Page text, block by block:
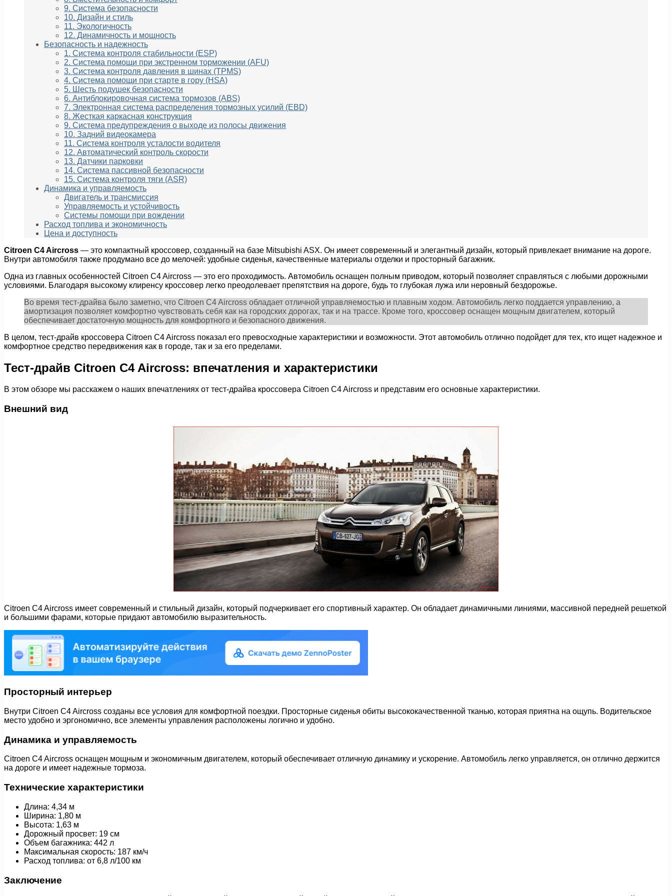
9. Система безопасности
10. Дизайн и стиль
11. Экологичность
12. Динамичность и мощность
Безопасность и надежность
1. Система контроля стабильности (ESP)
2. Система помощи при экстренном торможении (AFU)
3. Система контроля давления в шинах (TPMS)
4. Система помощи при старте в гору (HSA)
5. Шесть подушек безопасности
6. Антиблокировочная система тормозов (ABS)
7. Электронная система распределения тормозных усилий (EBD)
8. Жесткая каркасная конструкция
9. Система предупреждения о выходе из полосы движения
10. Задний видеокамера
11. Система контроля усталости водителя
12. Автоматический контроль скорости
13. Датчики парковки
14. Система пассивной безопасности
15. Система контроля тяги (ASR)
Динамика и управляемость
Двигатель и трансмиссия
Управляемость и устойчивость
Системы помощи при вождении
Расход топлива и экономичность
Цена и доступность
Citroen C4 Aircross — это компактный кроссовер, созданный на базе Mitsubishi ASX. Он имеет современный и элегантный дизайн, который привлекает внимание на дороге.
Внутри автомобиля также продумано все до мелочей: удобные сиденья, качественные материалы отделки и просторный багажник.
Одна из главных особенностей Citroen C4 Aircross — это его проходимость. Автомобиль оснащен полным приводом, который позволяет справляться с любыми дорожными
условиями. Благодаря высокому клиренсу кроссовер легко преодолевает препятствия на дороге, будь то глубокая лужа или неровный бездорожье.
Во время тест-драйва было заметно, что Citroen C4 Aircross обладает отличной управляемостью и плавным ходом. Автомобиль легко поддается управлению, а
амортизация позволяет комфортно чувствовать себя как на городских дорогах, так и на трассе. Кроме того, кроссовер оснащен мощным двигателем, который
обеспечивает достаточную мощность для комфортного и безопасного движения.
В целом, тест-драйв кроссовера Citroen C4 Aircross показал его превосходные характеристики и возможности. Этот автомобиль отлично подойдет для тех, кто ищет надежное и
комфортное средство передвижения как в городе, так и за его пределами.
Тест-драйв Citroen C4 Aircross: впечатления и характеристики
В этом обзоре мы расскажем о наших впечатлениях от тест-драйва кроссовера Citroen C4 Aircross и представим его основные характеристики.
Внешний вид
Citroen C4 Aircross имеет современный и стильный дизайн, который подчеркивает его спортивный характер. Он обладает динамичными линиями, массивной передней решеткой
и большими фарами, которые придают автомобилю выразительность.
Просторный интерьер
Внутри Citroen C4 Aircross созданы все условия для комфортной поездки. Просторные сиденья обиты высококачественной тканью, которая приятна на ощупь. Водительское
место удобно и эргономично, все элементы управления расположены логично и удобно.
Динамика и управляемость
Citroen C4 Aircross оснащен мощным и экономичным двигателем, который обеспечивает отличную динамику и ускорение. Автомобиль легко управляется, он отлично держится
на дороге и имеет надежные тормоза.
Технические характеристики
Длина: 4,34 м
Ширина: 1,80 м
Высота: 1,63 м
Дорожный просвет: 19 см
Объем багажника: 442 л
Максимальная скорость: 187 км/ч
Расход топлива: от 6,8 л/100 км
Заключение